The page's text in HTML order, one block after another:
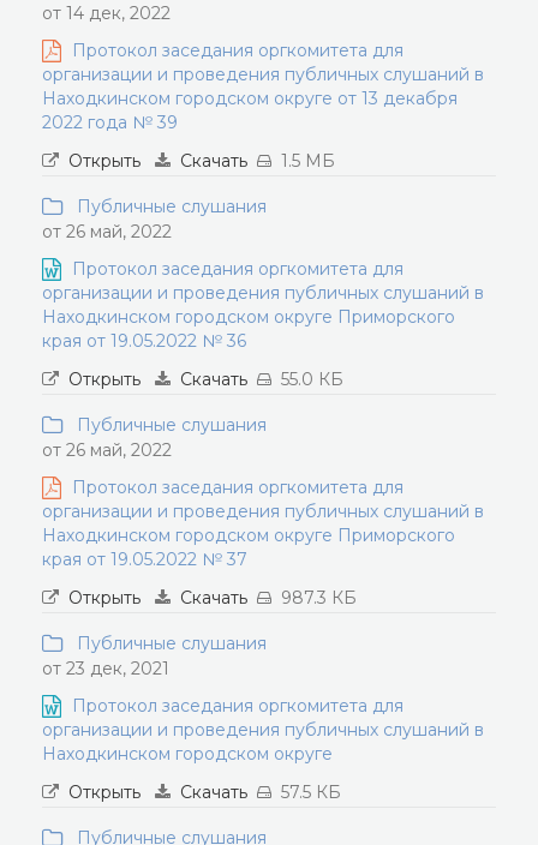
от 14 дек, 2022
Протокол заседания оргкомитета для
организации и проведения публичных слушаний в
Находкинском городском округе от 13 декабря
2022 года № 39
Открыть
Скачать 1.5 МБ
Публичные слушания
от 26 май, 2022
Протокол заседания оргкомитета для
организации и проведения публичных слушаний в
Находкинском городском округе Приморского
края от 19.05.2022 № 36
Открыть
Скачать 55.0 КБ
Публичные слушания
от 26 май, 2022
Протокол заседания оргкомитета для
организации и проведения публичных слушаний в
Находкинском городском округе Приморского
края от 19.05.2022 № 37
Открыть
Скачать 987.3 КБ
Публичные слушания
от 23 дек, 2021
Протокол заседания оргкомитета для
организации и проведения публичных слушаний в
Находкинском городском округе
Открыть
Скачать 57.5 КБ
Публичные слушания